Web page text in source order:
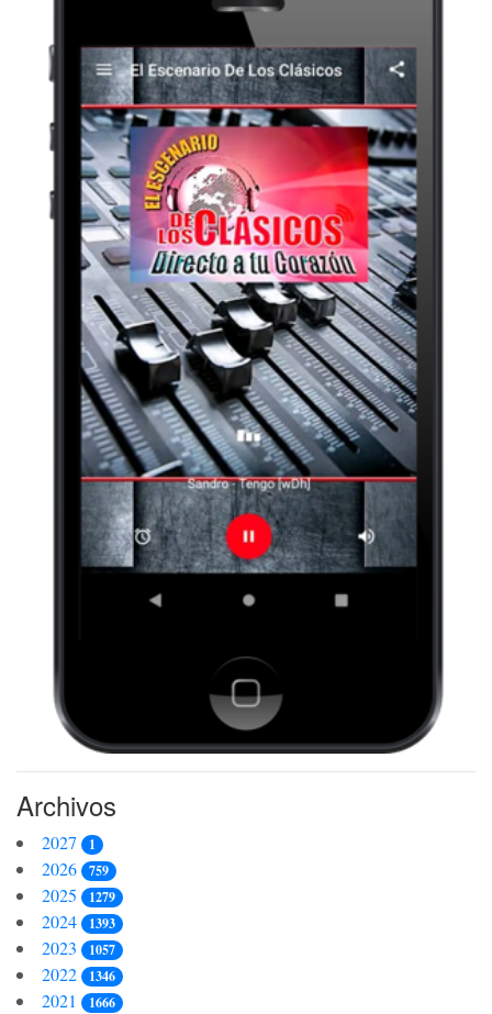
Archivos
2027 1
2026 759
2025 1279
2024 1393
2023 1057
2022 1346
2021 1666